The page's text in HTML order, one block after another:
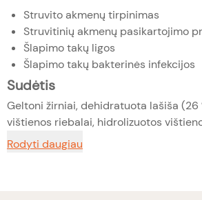
Struvito akmenų tirpinimas
Struvitinių akmenų pasikartojimo
Šlapimo takų ligos
Šlapimo takų bakterinės infekcijos
Sudėtis
Geltoni žirniai, dehidratuota lašiša (26
vištienos riebalai, hidrolizuotos
Rodyti daugiau